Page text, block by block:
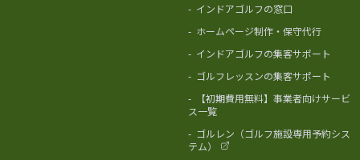
- インドアゴルフの窓口
- ホームページ制作・保守代行
- インドアゴルフの集客サポート
- ゴルフレッスンの集客サポート
-
【初期費用無料】事業者向けサービ
ス一覧
- ゴルレン（ゴルフ施設専用予約シス
テム）